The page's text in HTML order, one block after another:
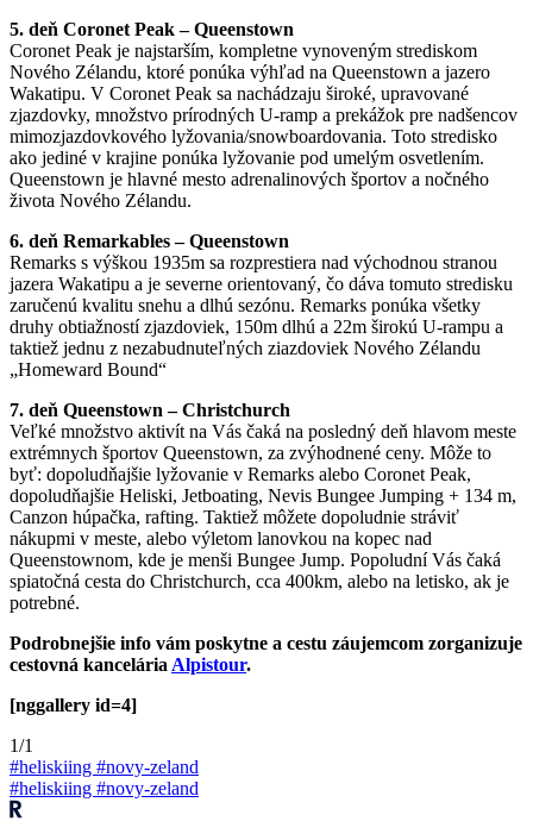
5. deň Coronet Peak – Queenstown
Coronet Peak je najstarším, kompletne vynoveným strediskom
Nového Zélandu, ktoré ponúka výhľad na Queenstown a jazero
Wakatipu. V Coronet Peak sa nachádzaju široké, upravované
zjazdovky, množstvo prírodných U-ramp a prekážok pre nadšencov
mimozjazdovkového lyžovania/snowboardovania. Toto stredisko
ako jediné v krajine ponúka lyžovanie pod umelým osvetlením.
Queenstown je hlavné mesto adrenalinových športov a nočného
života Nového Zélandu.
6. deň Remarkables – Queenstown
Remarks s výškou 1935m sa rozprestiera nad východnou stranou
jazera Wakatipu a je severne orientovaný, čo dáva tomuto stredisku
zaručenú kvalitu snehu a dlhú sezónu. Remarks ponúka všetky
druhy obtiažností zjazdoviek, 150m dlhú a 22m širokú U-rampu a
taktiež jednu z nezabudnuteľných ziazdoviek Nového Zélandu
„Homeward Bound“
7. deň Queenstown – Christchurch
Veľké množstvo aktivít na Vás čaká na posledný deň hlavom meste
extrémnych športov Queenstown, za zvýhodnené ceny. Môže to
byť: dopoludňajšie lyžovanie v Remarks alebo Coronet Peak,
dopoludňajšie Heliski, Jetboating, Nevis Bungee Jumping + 134 m,
Canzon húpačka, rafting. Taktiež môžete dopoludnie stráviť
nákupmi v meste, alebo výletom lanovkou na kopec nad
Queenstownom, kde je menši Bungee Jump. Popoludní Vás čaká
spiatočná cesta do Christchurch, cca 400km, alebo na letisko, ak je
potrebné.
Podrobnejšie info vám poskytne a cestu záujemcom zorganizuje
cestovná kancelária Alpistour.
[nggallery id=4]
1/1
#heliskiing #novy-zeland
#heliskiing #novy-zeland